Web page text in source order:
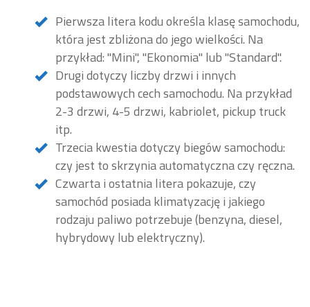
Pierwsza litera kodu określa klasę samochodu,
która jest zbliżona do jego wielkości. Na
przykład: "Mini", "Ekonomia" lub "Standard".
Drugi dotyczy liczby drzwi i innych
podstawowych cech samochodu. Na przykład
2-3 drzwi, 4-5 drzwi, kabriolet, pickup truck
itp.
Trzecia kwestia dotyczy biegów samochodu:
czy jest to skrzynia automatyczna czy ręczna.
Czwarta i ostatnia litera pokazuje, czy
samochód posiada klimatyzację i jakiego
rodzaju paliwo potrzebuje (benzyna, diesel,
hybrydowy lub elektryczny).